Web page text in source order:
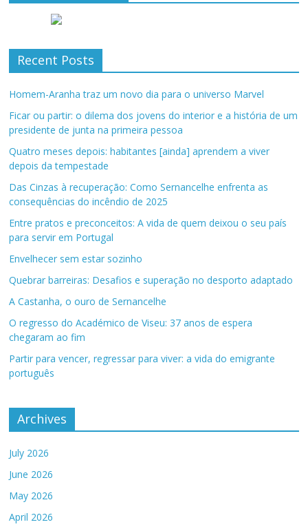
Recent Posts
Homem-Aranha traz um novo dia para o universo Marvel
Ficar ou partir: o dilema dos jovens do interior e a história de um
presidente de junta na primeira pessoa
Quatro meses depois: habitantes [ainda] aprendem a viver
depois da tempestade
Das Cinzas à recuperação: Como Sernancelhe enfrenta as
consequências do incêndio de 2025
Entre pratos e preconceitos: A vida de quem deixou o seu país
para servir em Portugal
Envelhecer sem estar sozinho
Quebrar barreiras: Desafios e superação no desporto adaptado
A Castanha, o ouro de Sernancelhe
O regresso do Académico de Viseu: 37 anos de espera
chegaram ao fim
Partir para vencer, regressar para viver: a vida do emigrante
português
Archives
July 2026
June 2026
May 2026
April 2026